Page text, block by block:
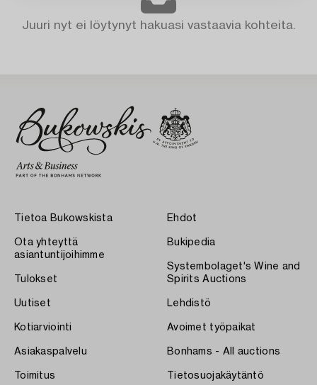
Juuri nyt ei löytynyt hakuasi vastaavia kohteita.
Tietoa Bukowskista
Ota yhteyttä
asiantuntijoihimme
Tulokset
Uutiset
Kotiarviointi
Asiakaspalvelu
Toimitus
Ehdot
Bukipedia
Systembolaget's Wine and
Spirits Auctions
Lehdistö
Avoimet työpaikat
Bonhams - All auctions
Tietosuojakäytäntö